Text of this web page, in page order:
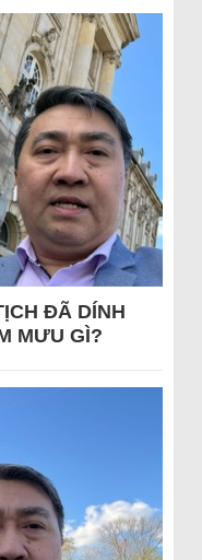
ĐÃ DÍNH
MƯU GÌ?